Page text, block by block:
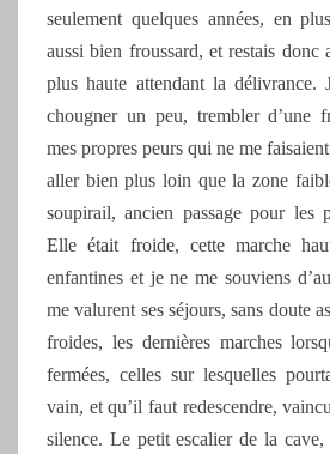
seulement quelques années, en
aussi bien froussard, et restais donc
plus haute attendant la délivrance.
chougner un peu, trembler d’une
mes propres peurs qui ne me
aller bien plus loin que la zone
soupirail, ancien passage pour les
Elle était froide, cette marche
enfantines et je ne me souviens
me valurent ses séjours, sans doute
froides, les dernières marches
fermées, celles sur lesquelles
vain, et qu’il faut redescendre,
silence. Le petit escalier de la cave,